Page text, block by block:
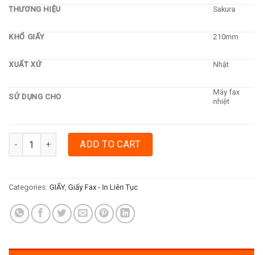
THƯƠNG HIỆU Sakura
KHỔ GIẤY 210mm
XUẤT XỨ Nhật
SỬ DỤNG CHO
Máy fax
nhiệt
GIẤY FAX NHIỆT SAKURA 210MM quantity
ADD TO CART
Categories: GIẤY, Giấy Fax - In Liên Tục